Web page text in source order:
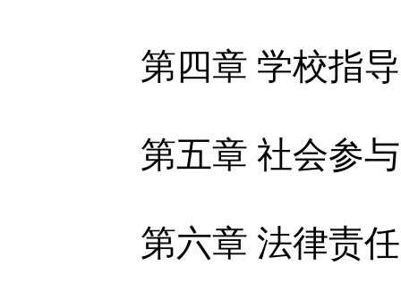
第四章 学校指导
第五章 社会参与
第六章 法律责任